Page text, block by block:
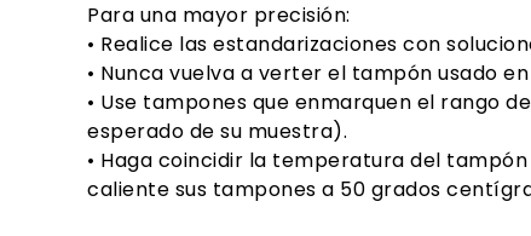
Para una mayor precisión:
• Realice las estandarizaciones con
• Nunca vuelva a verter el tampón usado
• Use tampones que enmarquen el rango
esperado de su muestra).
• Haga coincidir la temperatura del
caliente sus tampones a 50 grados